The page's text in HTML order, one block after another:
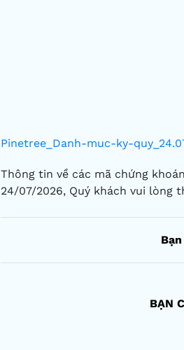
Pinetree_Danh-muc-ky-
Thông tin về các mã chứng
24/07/2026, Quý khách vui lòng
BẠN